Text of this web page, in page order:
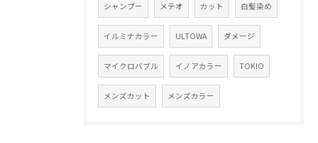
シャンプー メテオ カット 白髪染め
イルミナカラー ULTOWA ダメージ
マイクロバブル イノアカラー TOKIO
メンズカット メンズカラー